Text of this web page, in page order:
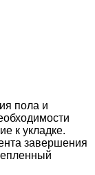
пола и
к укладке.
завершения